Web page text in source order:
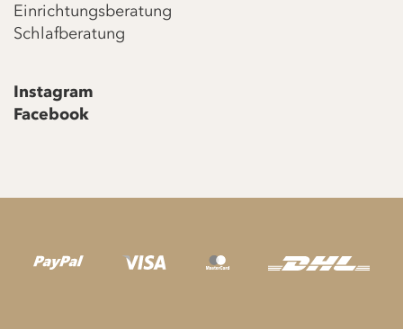
Einrichtungsberatung
Schlafberatung
Instagram
Facebook